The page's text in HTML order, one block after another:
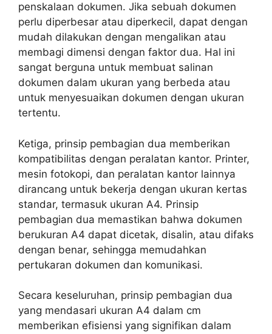
penskalaan dokumen. Jika sebuah dokumen
perlu diperbesar atau diperkecil, dapat dengan
mudah dilakukan dengan mengalikan atau
membagi dimensi dengan faktor dua. Hal ini
sangat berguna untuk membuat salinan
dokumen dalam ukuran yang berbeda atau
untuk menyesuaikan dokumen dengan ukuran
tertentu.
Ketiga, prinsip pembagian dua memberikan
kompatibilitas dengan peralatan kantor. Printer,
mesin fotokopi, dan peralatan kantor lainnya
dirancang untuk bekerja dengan ukuran kertas
standar, termasuk ukuran A4. Prinsip
pembagian dua memastikan bahwa dokumen
berukuran A4 dapat dicetak, disalin, atau difaks
dengan benar, sehingga memudahkan
pertukaran dokumen dan komunikasi.
Secara keseluruhan, prinsip pembagian dua
yang mendasari ukuran A4 dalam cm
memberikan efisiensi yang signifikan dalam